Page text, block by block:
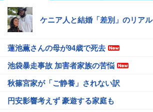
ケニア人と結婚「差別」のリアル
蓮池薫さんの母が94歳で死去
池袋暴走事故 加害者家族の苦悩
秋篠宮家が「ご静養」されない訳
円安影響考えず 豪遊する家庭も